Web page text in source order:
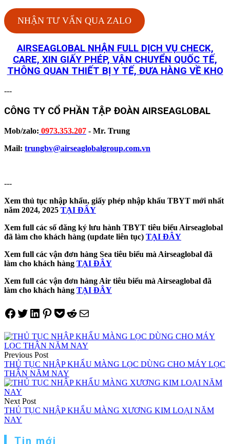
NHẬN TƯ VẤN QUA ZALO
AIRSEAGLOBAL NHẬN FULL DỊCH VỤ CHECK,
CARE, XIN GIẤY PHÉP, VẬN CHUYỂN QUỐC TẾ,
THÔNG QUAN THIẾT BỊ Y TẾ, ĐƯA HÀNG VỀ KHO
---
CÔNG TY CỔ PHẦN TẬP ĐOÀN AIRSEAGLOBAL
Mob/zalo: 0973.353.207 - Mr. Trung
Mail: trungbv@airseaglobalgroup.com.vn
---
Xem thủ tục nhập khẩu, giấy phép nhập khẩu TBYT mới nhất
năm 2024, 2025 TẠI ĐÂY
Xem full các số đăng ký lưu hành TBYT tiêu biểu Airseaglobal
đã làm cho khách hàng (update liên tục) TẠI ĐÂY
Xem full các vận đơn hàng Sea tiêu biểu mà Airseaglobal đã
làm cho khách hàng TẠI ĐÂY
Xem full các vận đơn hàng Air tiêu biểu mà Airseaglobal đã
làm cho khách hàng TẠI ĐÂY
Share on Facebook
Tweet on Twitter
Share on LinkedIn
Pin on Pinterest
Save to pocket
Share on Reddit
Share via Email
Điều
hướng
bài
viết
Previous Post
THỦ TỤC NHẬP KHẨU MÀNG LỌC DÙNG CHO MÁY LỌC
THẬN NĂM NAY
Next Post
THỦ TỤC NHẬP KHẨU MÀNG XƯƠNG KIM LOẠI NĂM
NAY
Tin mới